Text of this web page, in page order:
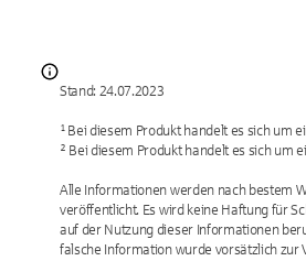
Stand: 24.07.2023
¹ Bei diesem Produkt handelt es sich um
² Bei diesem Produkt handelt es sich um
Alle Informationen werden nach bestem
veröffentlicht. Es wird keine Haftung für
auf der Nutzung dieser Informationen
falsche Information wurde vorsätzlich zur